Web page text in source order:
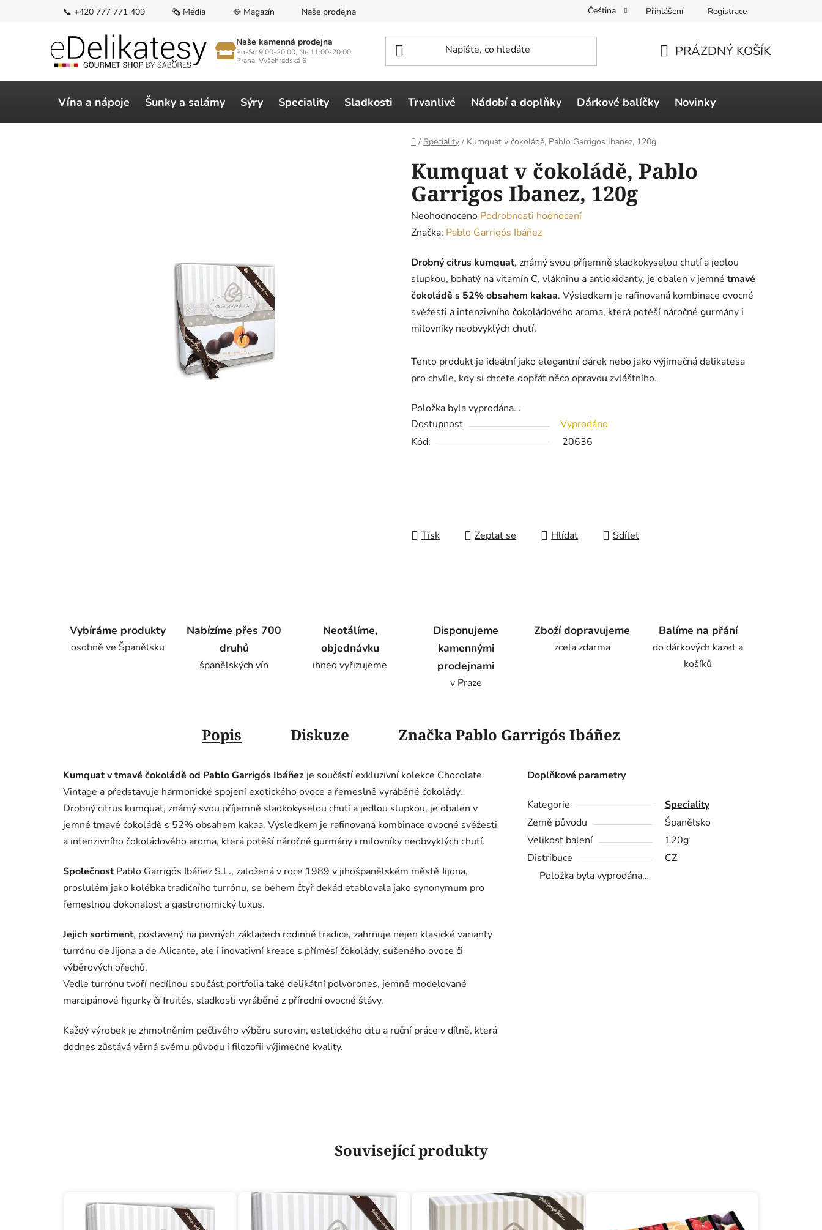
📞 +420 777 771 409 🗞️ Média 🥘 Magazín Naše prodejna Čeština Přihlášení Registrace
Naše kamenná prodejna
Po-So 9:00-20:00, Ne 11:00-20:00
Praha, Vyšehradská 6
KOŠÍK
PRÁZDNÝ KOŠÍK
Vína a nápoje Šunky a salámy Sýry Speciality Sladkosti Trvanlivé Nádobí a doplňky Dárkové balíčky Novinky
Domů
/ Speciality / Kumquat v čokoládě, Pablo Garrigos Ibanez, 120g
Kumquat v čokoládě, Pablo
Garrigos Ibanez, 120g
Průměrné
hodnocení
je
0,0
z
5
hvězdiček.
Neohodnoceno Podrobnosti hodnocení
Značka: Pablo Garrigós Ibáñez
Drobný citrus kumquat, známý svou příjemně sladkokyselou chutí a jedlou
slupkou, bohatý na vitamín C, vlákninu a antioxidanty, je obalen v jemné tmavé
čokoládě s 52% obsahem kakaa. Výsledkem je rafinovaná kombinace ovocné
svěžesti a intenzivního čokoládového aroma, která potěší náročné gurmány i
milovníky neobvyklých chutí.
Tento produkt je ideální jako elegantní dárek nebo jako výjimečná delikatesa
pro chvíle, kdy si chcete dopřát něco opravdu zvláštního.
Položka byla vyprodána…
Dostupnost
Vyprodáno
Kód:
20636
Tisk Zeptat se Hlídat Sdílet
Vybíráme produkty
osobně ve Španělsku
Nabízíme přes 700
druhů
španělských vín
Neotálíme,
objednávku
ihned vyřizujeme
Disponujeme
kamennými
prodejnami
v Praze
Zboží dopravujeme
zcela zdarma
Balíme na přání
do dárkových kazet a
košíků
Popis Diskuze ZnačkaPablo Garrigós Ibáñez
Kumquat v tmavé čokoládě od Pablo Garrigós Ibáñez je součástí exkluzivní kolekce Chocolate
Vintage a představuje harmonické spojení exotického ovoce a řemeslně vyráběné čokolády.
Drobný citrus kumquat, známý svou příjemně sladkokyselou chutí a jedlou slupkou, je obalen v
jemné tmavé čokoládě s 52% obsahem kakaa. Výsledkem je rafinovaná kombinace ovocné svěžesti
a intenzivního čokoládového aroma, která potěší náročné gurmány i milovníky neobvyklých chutí.
Společnost Pablo Garrigós Ibáñez S.L., založená v roce 1989 v jihošpanělském městě Jijona,
proslulém jako kolébka tradičního turrónu, se během čtyř dekád etablovala jako synonymum pro
řemeslnou dokonalost a gastronomický luxus.
Jejich sortiment, postavený na pevných základech rodinné tradice, zahrnuje nejen klasické varianty
turrónu de Jijona a de Alicante, ale i inovativní kreace s příměsí čokolády, sušeného ovoce či
výběrových ořechů.
Vedle turrónu tvoří nedílnou součást portfolia také delikátní polvorones, jemně modelované
marcipánové figurky či fruités, sladkosti vyráběné z přírodní ovocné šťávy.
Každý výrobek je zhmotněním pečlivého výběru surovin, estetického citu a ruční práce v dílně, která
dodnes zůstává věrná svému původu i filozofii výjimečné kvality.
Doplňkové parametry
Kategorie
Speciality
Země původu
Španělsko
Velikost balení
120g
Distribuce
CZ
Položka byla vyprodána…
Související produkty